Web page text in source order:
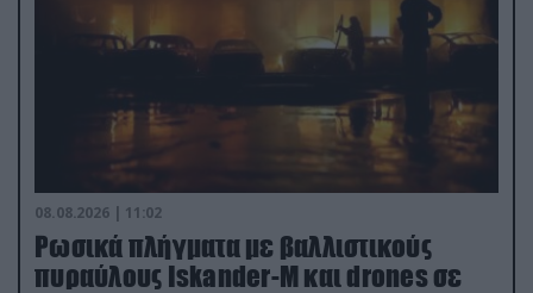
08.08.2026 | 11:02
Ρωσικά πλήγματα με βαλλιστικούς
πυραύλους Iskander-M και drones σε